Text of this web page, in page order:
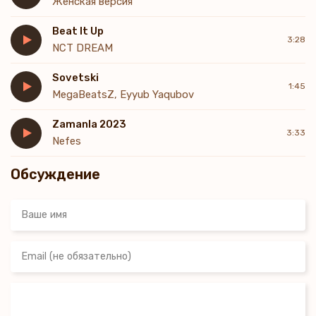
Beat It Up
NCT DREAM
3:28
Sovetski
MegaBeatsZ, Eyyub Yaqubov
1:45
Zamanla 2023
Nefes
3:33
Обсуждение